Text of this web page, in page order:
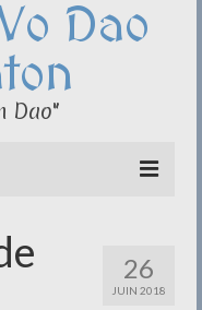
Dao
Dao"
26
JUIN 2018